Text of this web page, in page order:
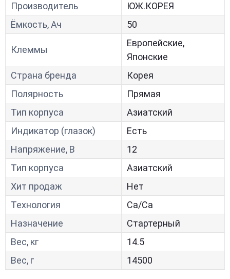
Производитель
ЮЖ.КОРЕЯ
Ёмкость, Ач
50
Клеммы
Европейские,
Японские
Страна бренда
Корея
Полярность
Прямая
Тип корпуса
Азиатский
Индикатор (глазок)
Есть
Напряжение, В
12
Тип корпуса
Азиатский
Хит продаж
Нет
Технология
Са/Са
Назначение
Стартерный
Вес, кг
14.5
Вес, г
14500